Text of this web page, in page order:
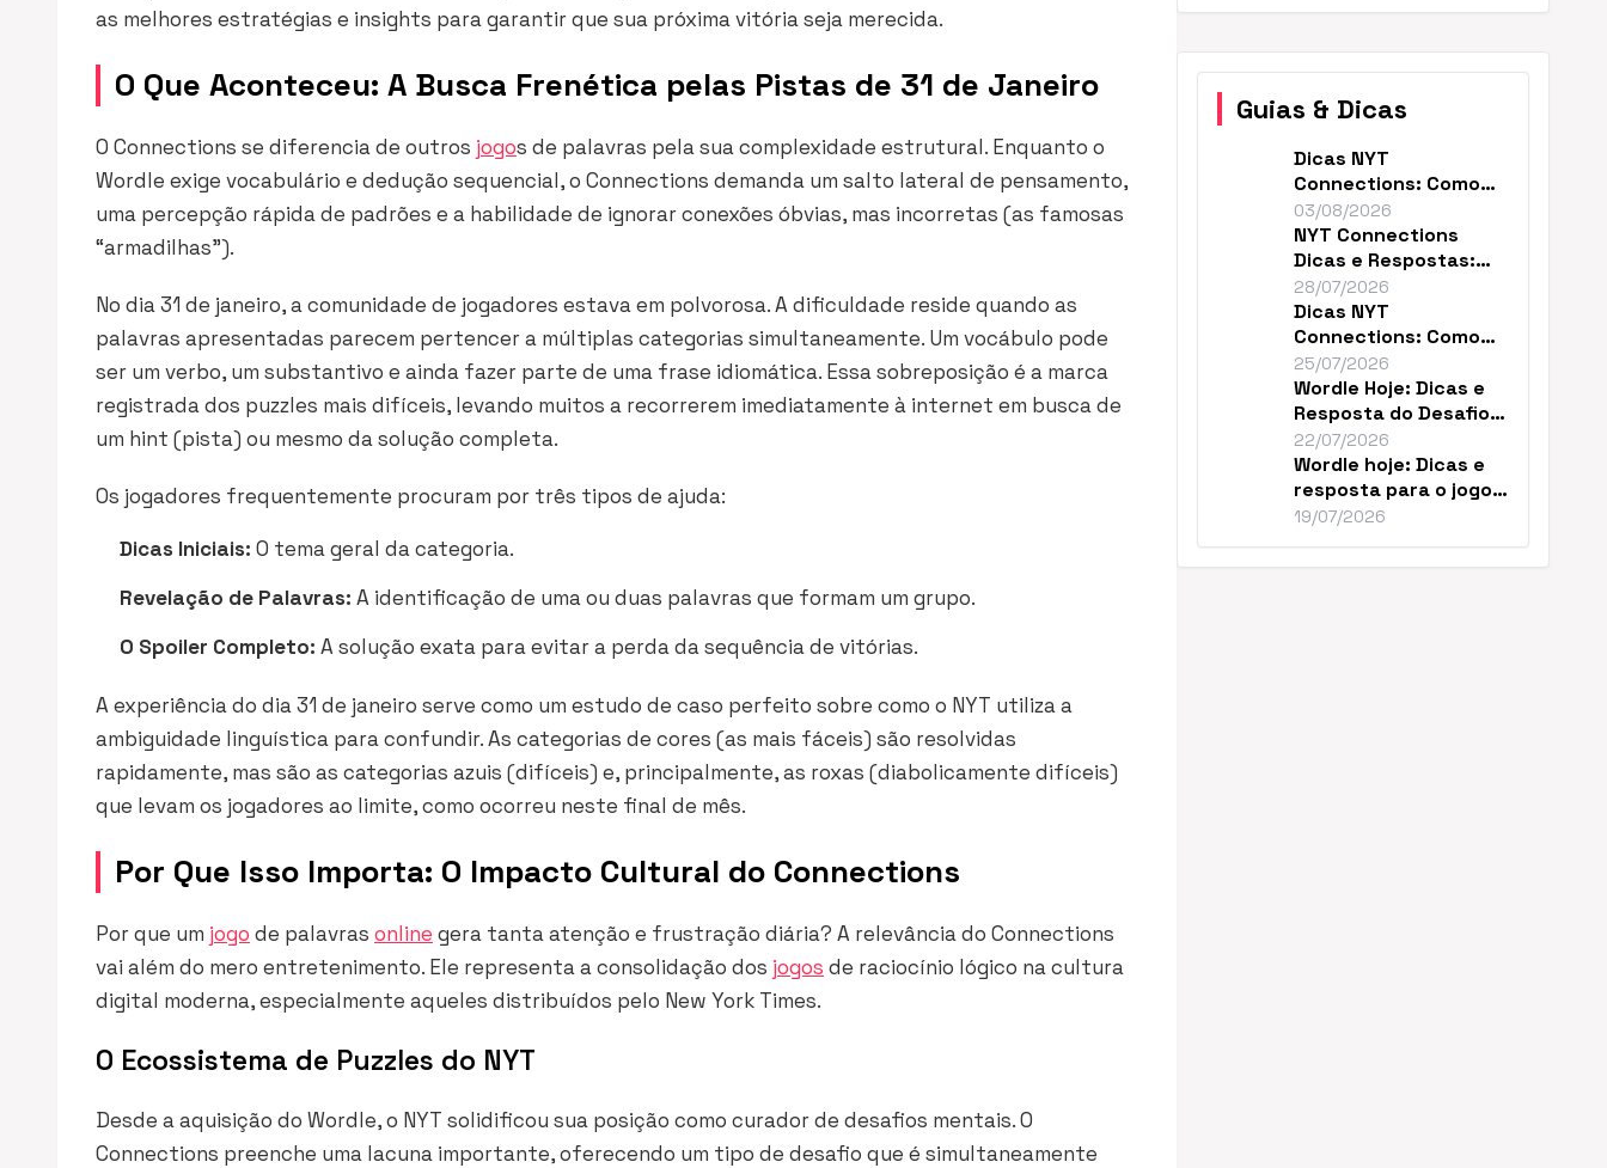
as melhores estratégias e insights para garantir que sua próxima vitória seja merecida.
O Que Aconteceu: A Busca Frenética pelas Pistas de 31 de Janeiro
O Connections se diferencia de outros jogos de palavras pela sua complexidade estrutural. Enquanto o
Wordle exige vocabulário e dedução sequencial, o Connections demanda um salto lateral de pensamento,
uma percepção rápida de padrões e a habilidade de ignorar conexões óbvias, mas incorretas (as famosas
“armadilhas”).
No dia 31 de janeiro, a comunidade de jogadores estava em polvorosa. A dificuldade reside quando as
palavras apresentadas parecem pertencer a múltiplas categorias simultaneamente. Um vocábulo pode
ser um verbo, um substantivo e ainda fazer parte de uma frase idiomática. Essa sobreposição é a marca
registrada dos puzzles mais difíceis, levando muitos a recorrerem imediatamente à internet em busca de
um hint (pista) ou mesmo da solução completa.
Os jogadores frequentemente procuram por três tipos de ajuda:
Dicas Iniciais: O tema geral da categoria.
Revelação de Palavras: A identificação de uma ou duas palavras que formam um grupo.
O Spoiler Completo: A solução exata para evitar a perda da sequência de vitórias.
A experiência do dia 31 de janeiro serve como um estudo de caso perfeito sobre como o NYT utiliza a
ambiguidade linguística para confundir. As categorias de cores (as mais fáceis) são resolvidas
rapidamente, mas são as categorias azuis (difíceis) e, principalmente, as roxas (diabolicamente difíceis)
que levam os jogadores ao limite, como ocorreu neste final de mês.
Por Que Isso Importa: O Impacto Cultural do Connections
Por que um jogo de palavras online gera tanta atenção e frustração diária? A relevância do Connections
vai além do mero entretenimento. Ele representa a consolidação dos jogos de raciocínio lógico na cultura
digital moderna, especialmente aqueles distribuídos pelo New York Times.
O Ecossistema de Puzzles do NYT
Desde a aquisição do Wordle, o NYT solidificou sua posição como curador de desafios mentais. O
Connections preenche uma lacuna importante, oferecendo um tipo de desafio que é simultaneamente
Guias & Dicas
Dicas NYT
Connections: Como
Resolver o Enigma de
Hoje
03/08/2026
NYT Connections
Dicas e Respostas:
Como Vencer Hoje
28/07/2026
Dicas NYT
Connections: Como
Resolver o Desafio de
Hoje
25/07/2026
Wordle Hoje: Dicas e
Resposta do Desafio
#1859 de Julho
22/07/2026
Wordle hoje: Dicas e
resposta para o jogo
nº 1856
19/07/2026